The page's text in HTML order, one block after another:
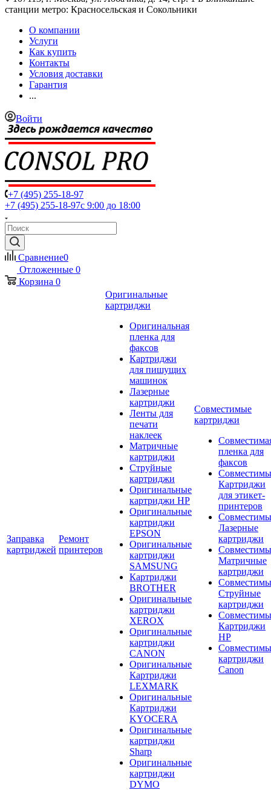
станции метро: Красносельская и Сокольники
О компании
Услуги
Как купить
Контакты
Условия доставки
Гарантия
...
Войти
+7 (495) 255-18-97
+7 (495) 255-18-97с 9:00 до 18:00
Сравнение0
Отложенные 0
Корзина 0
Заправка
картриджей
Ремонт
принтеров
Оригинальные
картриджи
Оригинальная
пленка для
факсов
Картриджи
для пишущих
машинок
Лазерные
картриджи
Ленты для
печати
наклеек
Матричные
картриджи
Струйные
картриджи
Оригинальные
картриджи HP
Оригинальные
картриджи
EPSON
Оригинальные
картриджи
SAMSUNG
Картриджи
BROTHER
Оригинальные
картриджи
XEROX
Оригинальные
картриджи
CANON
Оригинальные
Картриджи
LEXMARK
Оригинальные
Картриджи
KYOCERA
Оригинальные
картриджи
Sharp
Оригинальные
картриджи
DYMO
Совместимые
картриджи
пленка для
факсов
Картриджи
для этикет-
принтеров
Лазерные
картриджи
Матричные
картриджи
Струйные
картриджи
Картриджи
HP
картриджи
Canon